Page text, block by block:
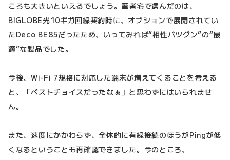
ころも大きいといえるでしょう。筆者宅で選んだのは、
BIGLOBE光10ギガ回線契約時に、オプションで展開されてい
たDeco BE85だったため、いってみれば“相性バツグン”の“最
適”な製品でした。
今後、Wi-Fi 7規格に対応した端末が増えてくることを考える
と、「ベストチョイスだったなぁ」と思わずにはいられませ
ん。
また、速度にかかわらず、全体的に有線接続のほうがPingが低
くなるということも再確認できました。今のところ、